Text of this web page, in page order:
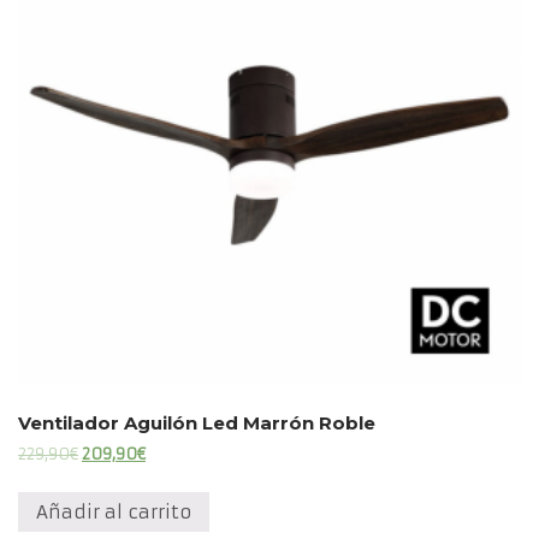
Ventilador Aguilón Led Marrón Roble
229,90€ El
original
era:
209,90€El
actual
es:
Añadir al carrito